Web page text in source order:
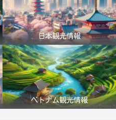
日本観光情報
ベトナム観光情報